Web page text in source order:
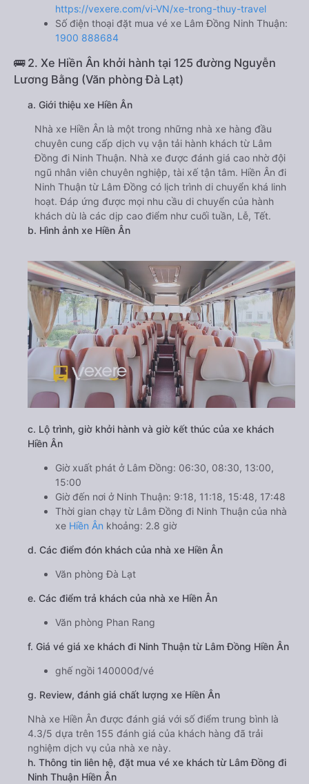
https://vexere.com/vi-VN/xe-trong-thuy-travel
Số điện thoại đặt mua vé xe Lâm Đồng Ninh Thuận:
1900 888684
🚌 2. Xe Hiền Ân khởi hành tại 125 đường Nguyễn
Lương Bằng (Văn phòng Đà Lạt)
a. Giới thiệu xe Hiền Ân
Nhà xe Hiền Ân là một trong những nhà xe hàng đầu
chuyên cung cấp dịch vụ vận tải hành khách từ Lâm
Đồng đi Ninh Thuận. Nhà xe được đánh giá cao nhờ đội
ngũ nhân viên chuyên nghiệp, tài xế tận tâm. Hiền Ân đi
Ninh Thuận từ Lâm Đồng có lịch trình di chuyển khá linh
hoạt. Đáp ứng được mọi nhu cầu di chuyển của hành
khách dù là các dịp cao điểm như cuối tuần, Lễ, Tết.
b. Hình ảnh xe Hiền Ân
c. Lộ trình, giờ khởi hành và giờ kết thúc của xe khách
Hiền Ân
Giờ xuất phát ở Lâm Đồng: 06:30, 08:30, 13:00,
15:00
Giờ đến nơi ở Ninh Thuận: 9:18, 11:18, 15:48, 17:48
Thời gian chạy từ Lâm Đồng đi Ninh Thuận của nhà
xe Hiền Ân khoảng: 2.8 giờ
d. Các điểm đón khách của nhà xe Hiền Ân
Văn phòng Đà Lạt
e. Các điểm trả khách của nhà xe Hiền Ân
Văn phòng Phan Rang
f. Giá vé giá xe khách đi Ninh Thuận từ Lâm Đồng Hiền Ân
ghế ngồi 140000đ/vé
g. Review, đánh giá chất lượng xe Hiền Ân
Nhà xe Hiền Ân được đánh giá với số điểm trung bình là
4.3/5 dựa trên 155 đánh giá của khách hàng đã trải
nghiệm dịch vụ của nhà xe này.
h. Thông tin liên hệ, đặt mua vé xe khách từ Lâm Đồng đi
Ninh Thuận Hiền Ân